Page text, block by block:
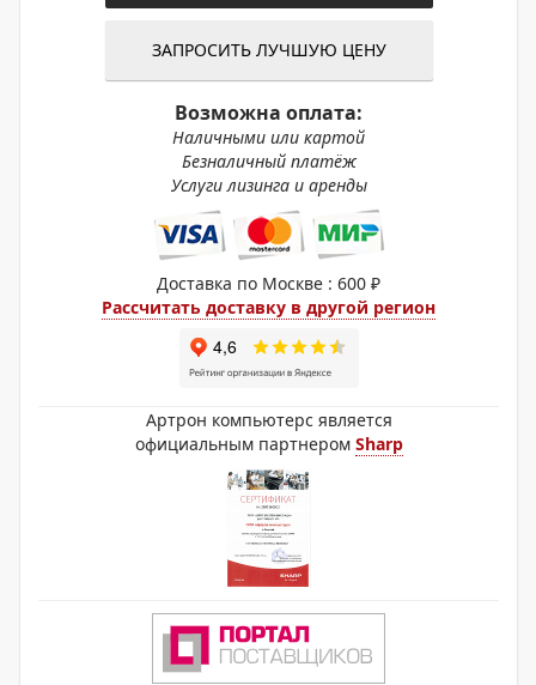
ЗАПРОСИТЬ ЛУЧШУЮ ЦЕНУ
Возможна оплата:
Наличными или картой
Безналичный платёж
Услуги лизинга и аренды
Доставка по Москве : 600 ₽
Рассчитать доставку в другой регион
Артрон компьютерс является
официальным партнером Sharp